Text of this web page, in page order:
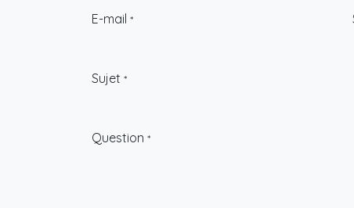
E-mail *
Sujet *
Question *